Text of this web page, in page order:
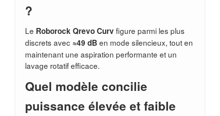
?
Le Roborock Qrevo Curv figure parmi les plus
discrets avec ≈49 dBen mode silencieux, tout en
maintenant une aspiration performante et un
lavage rotatif efficace.
Quel modèle concilie
puissance élevée et faible